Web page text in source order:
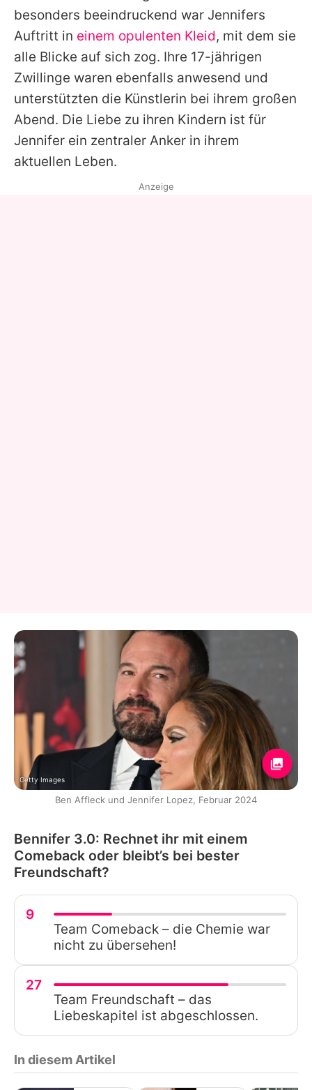
besonders beeindruckend war Jennifers
Auftritt in einem opulenten Kleid, mit dem sie
alle Blicke auf sich zog. Ihre 17-jährigen
Zwillinge waren ebenfalls anwesend und
unterstützten die Künstlerin bei ihrem großen
Abend. Die Liebe zu ihren Kindern ist für
Jennifer ein zentraler Anker in ihrem
aktuellen Leben.
Anzeige
Getty Images
Ben Affleck und Jennifer Lopez, Februar 2024
Bennifer 3.0: Rechnet ihr mit einem
Comeback oder bleibt’s bei bester
Freundschaft?
9
Team Comeback – die Chemie war
nicht zu übersehen!
27
Team Freundschaft – das
Liebeskapitel ist abgeschlossen.
In diesem Artikel